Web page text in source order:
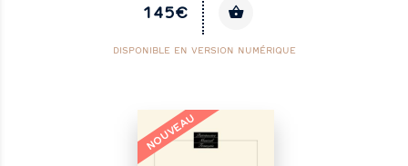
145€
DISPONIBLE EN VERSION NUMÉRIQUE
NOUVEAU